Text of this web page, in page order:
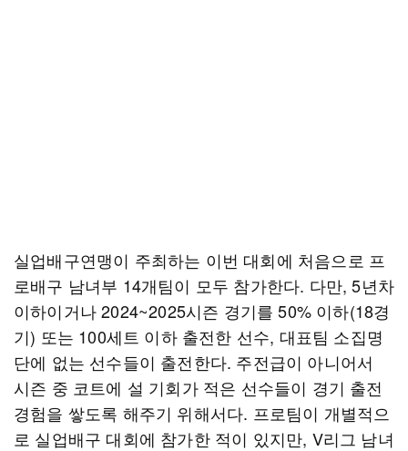
실업배구연맹이 주최하는 이번 대회에 처음으로 프
로배구 남녀부 14개팀이 모두 참가한다. 다만, 5년차
이하이거나 2024~2025시즌 경기를 50% 이하(18경
기) 또는 100세트 이하 출전한 선수, 대표팀 소집명
단에 없는 선수들이 출전한다. 주전급이 아니어서
시즌 중 코트에 설 기회가 적은 선수들이 경기 출전
경험을 쌓도록 해주기 위해서다. 프로팀이 개별적으
로 실업배구 대회에 참가한 적이 있지만, V리그 남녀